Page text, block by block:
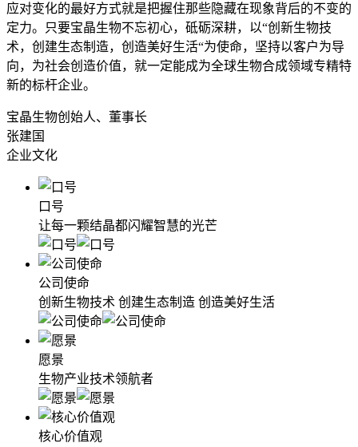
应对变化的最好方式就是把握住那些隐藏在现象背后的不变的
定力。只要宝晶生物不忘初心，砥砺深耕，以“创新生物技
术，创建生态制造，创造美好生活“为使命，坚持以客户为导
向，为社会创造价值，就一定能成为全球生物合成领域专精特
新的标杆企业。
宝晶生物创始人、董事长
张建国
企业文化
口号
让每一颗结晶都闪耀智慧的光芒
公司使命
创新生物技术 创建生态制造 创造美好生活
愿景
生物产业技术领航者
核心价值观